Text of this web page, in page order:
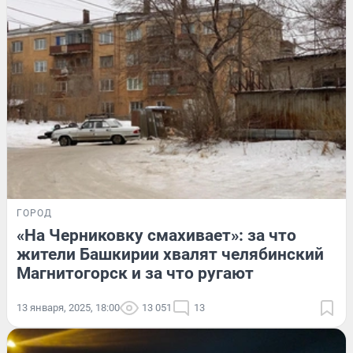
ГОРОД
«На Черниковку смахивает»: за что
жители Башкирии хвалят челябинский
Магнитогорск и за что ругают
13 января, 2025, 18:00 13 051 13